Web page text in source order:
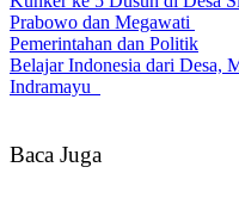
Prabowo dan Megawati
Pemerintahan dan Politik
Belajar Indonesia dari Desa,
Indramayu
Baca Juga